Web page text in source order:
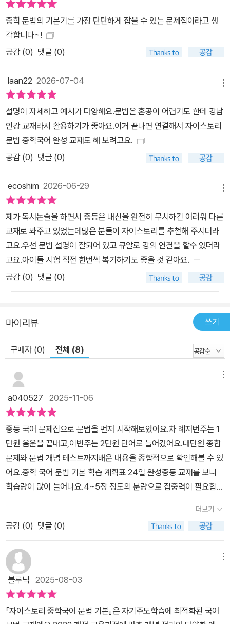
중학 문법의 기본기를 가장 탄탄하게 잡을 수 있는 문제집이라고 생
각합니다~!
공감 (0) 댓글 (0)
laan22 2026-07-04
설명이 자세하고 예시가 다양해요.문법은 혼공이 어렵기도 한데 강남
인강 교재라서 활용하기가 좋아요.이거 끝나면 연결해서 자이스토리
문법 중학국어 완성 교재도 해 보려고요.
공감 (0) 댓글 (0)
ecoshim 2026-06-29
제가 독서논술을 하면서 중등은 내신을 완전히 무시하긴 어려워 다른
교재로 봐주고 있었는데많은 분들이 자이스토리를 추천해 주시더라
고요.우선 문법 설명이 잘되어 있고 큐알로 강의 연결을 할수 있더라
고요.아이들 시험 직전 한번씩 복기하기도 좋을 것 같아요.
공감 (0) 댓글 (0)
마이리뷰 쓰기
구매자 (0) 전체 (8)
a040527 2025-11-06
중등 국어 문제집으로 문법을 먼저 시작해보았어요.차 례저번주는 1
단원 음운을 끝내고,이번주는 2단원 단어로 들어갔어요.대단원 종합
문제와 문법 개념 테스트까지배운 내용을 종합적으로 확인해볼 수 있
어요.중학 국어 문법 기본 학습 계획표 24일 완성중등 교재를 보니
학습량이 많이 늘어나요.4~5장 정도의 분량으로 집중력이 필요합니
아요.단원에 들어가기 앞서 무엇을 배우는지어법 용어 먼저 살펴보아
요.교과서 개념 정리중등 국어 교과서 문법 개념을 찬찬히 읽어보아
요.22개정 교육과정을 분석하여 중등 국어 문법 개념을 그림과 도표,
다양한 예문을 활용하여 나타내었어요.QR코드를 통해 문법 동영상
강의를 볼 수 있어요.개념 확인 문제빈칸 채우기, ox문제, 선 긋기 문
제,단답형 주관식 등 다양한 유형을 통해 개념을 익혀요.아는 것 먼저
쓰고 나머지는 교과서 개념 정리를보면서 확인 작업을 합니다.여러번
읽고 잘 적용할 수 있도록 해보려고요.내신 대비 실전 문제학습한 개
더보기
공감 (0) 댓글 (0)
블루닉 2025-08-03
『자이스토리 중학국어 문법 기본』은 자기주도학습에 최적화된 국어